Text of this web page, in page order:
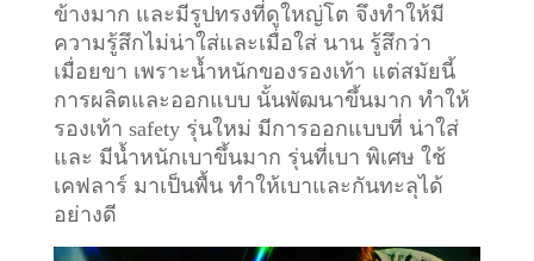
ข้างมาก และมีรูปทรงที่ดูใหญ่โต จึงทำให้มี
ความรู้สึกไม่น่าใส่และเมื่อใส่ นาน รู้สึกว่า
เมื่อยขา เพราะน้ำหนักของรองเท้า แต่สมัยนี้
การผลิตและออกแบบ นั้นพัฒนาขึ้นมาก ทำให้
รองเท้า safety รุ่นใหม่ มีการออกแบบที่ น่าใส่
และ มีน้ำหนักเบาขึ้นมาก รุ่นที่เบา พิเศษ ใช้
เคฟลาร์ มาเป็นพื้น ทำให้เบาและกันทะลุได้
อย่างดี